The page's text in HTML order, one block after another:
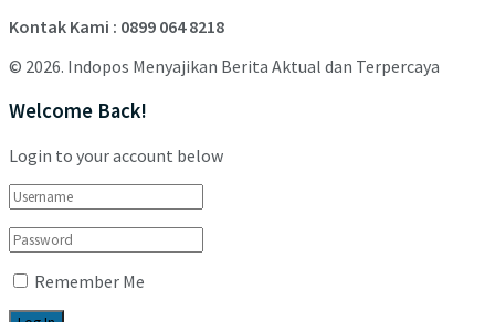
Kontak Kami : 0899 064 8218
© 2026. Indopos Menyajikan Berita Aktual dan Terpercaya
Welcome Back!
Login to your account below
Remember Me